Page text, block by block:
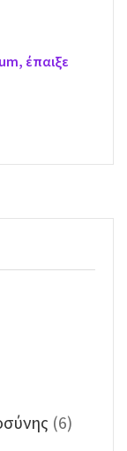
έπαιξε
(6)